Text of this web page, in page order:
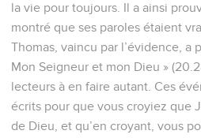
la vie pour toujours. Il a ainsi
montré que ses paroles étaient
Thomas, vaincu par l’évidence, a
Mon Seigneur et mon Dieu »
lecteurs à en faire autant. Ces
écrits pour que vous croyiez que
de Dieu, et qu’en croyant, vous